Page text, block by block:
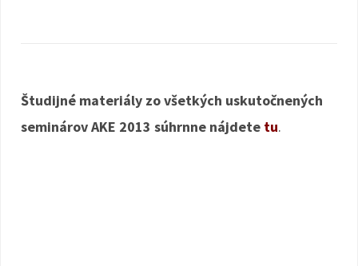
Študijné materiály zo všetkých uskutočnených
seminárov AKE 2013 súhrnne nájdete tu.